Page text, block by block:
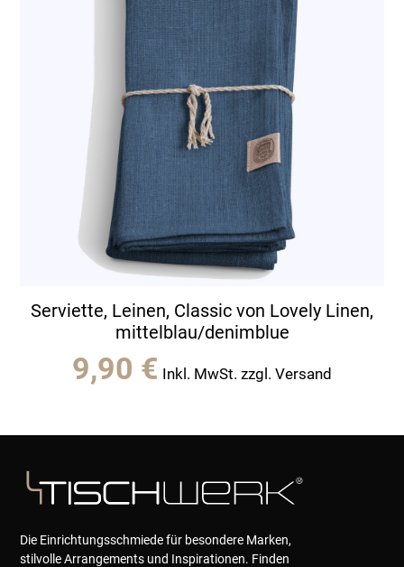
Serviette, Leinen, Classic von Lovely Linen,
mittelblau/denimblue
9,90 € Inkl. MwSt. zzgl. Versand
Die Einrichtungsschmiede für besondere Marken,
stilvolle Arrangements und Inspirationen. Finden